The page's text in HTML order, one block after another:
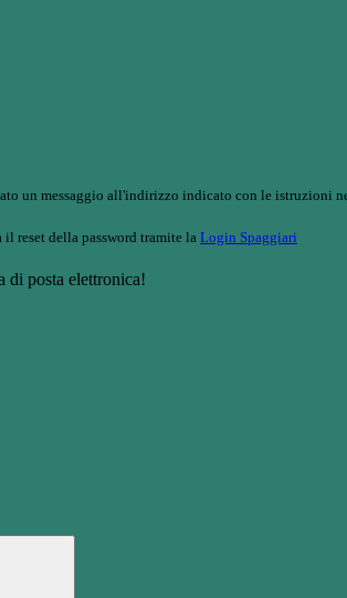
un messaggio all'indirizzo indicato con le istruzioni
reset della password tramite la Login Spaggiari
di posta elettronica!